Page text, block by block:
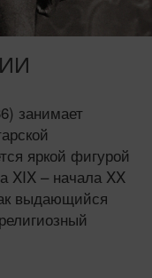
занимает
яркой фигурой
XIX – начала XX
выдающийся